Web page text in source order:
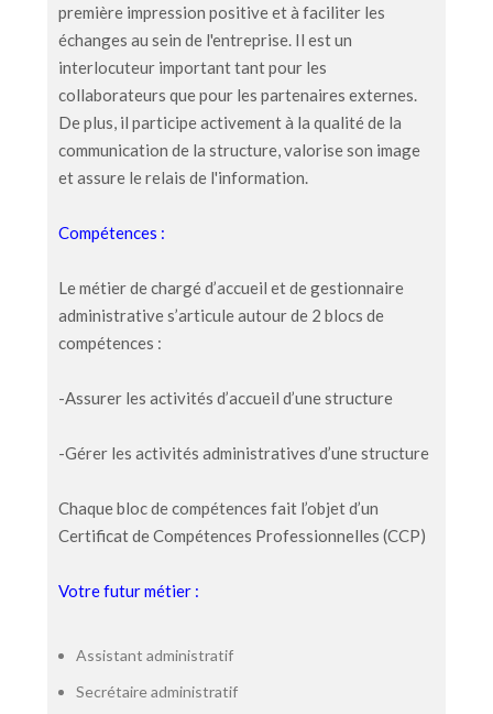
première impression positive et à faciliter les
échanges au sein de l'entreprise. Il est un
interlocuteur important tant pour les
collaborateurs que pour les partenaires externes.
De plus, il participe activement à la qualité de la
communication de la structure, valorise son image
et assure le relais de l'information.
Compétences :
Le métier de chargé d’accueil et de gestionnaire
administrative s’articule autour de 2 blocs de
compétences :
-Assurer les activités d’accueil d’une structure
-Gérer les activités administratives d’une structure
Chaque bloc de compétences fait l’objet d’un
Certificat de Compétences Professionnelles (CCP)
Votre futur métier :
Assistant administratif
Secrétaire administratif